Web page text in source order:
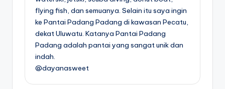
flying fish, dan semuanya. Selain itu saya ingin
ke Pantai Padang Padang di kawasan Pecatu,
dekat Uluwatu. Katanya Pantai Padang
Padang adalah pantai yang sangat unik dan
indah.
@dayanasweet